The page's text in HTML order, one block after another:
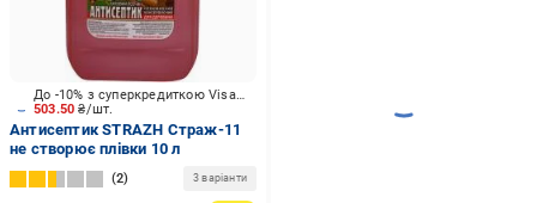
503.50₴/шт.
До -10% з суперкредиткою Visa Вигода
Антисептик STRAZH Страж-11
не створює плівки 10 л
2 3 варіанти